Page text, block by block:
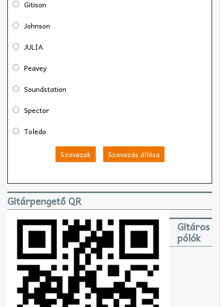
Gitison
Johnson
JULIA
Peavey
Soundstation
Spector
Toledo
Szavazok Szavazás állása
Gitárpengető QR
Gitáros
pólók